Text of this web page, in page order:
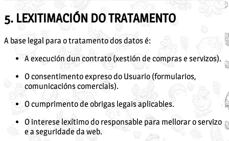
5. LEXITIMACIÓN DO TRATAMENTO
A base legal para o tratamento dos datos é:
A execución dun contrato (xestión de compras e servizos).
O consentimento expreso do Usuario (formularios,
comunicacións comerciais).
O cumprimento de obrigas legais aplicables.
O interese lexítimo do responsable para mellorar o servizo
e a seguridade da web.